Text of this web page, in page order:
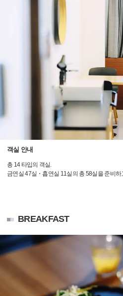
객실 안내
총 14 타입의 객실.
금연실 47실・흡연실 11실의 총 58실을 준비하
BREAKFAST